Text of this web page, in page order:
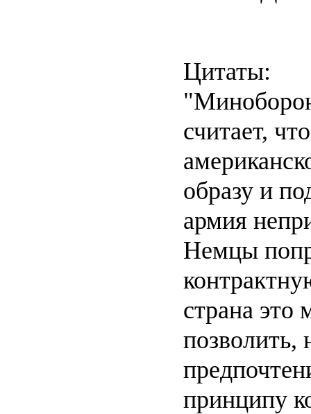
Цитаты:
считает,
образу и
армия
Немцы
страна это
позволить,
принципу